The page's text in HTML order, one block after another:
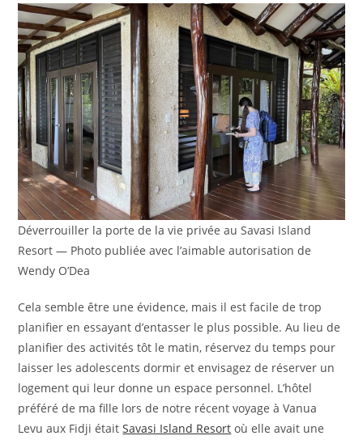
Déverrouiller la porte de la vie privée au Savasi Island
Resort — Photo publiée avec l’aimable autorisation de
Wendy O’Dea
Cela semble être une évidence, mais il est facile de trop
planifier en essayant d’entasser le plus possible. Au lieu de
planifier des activités tôt le matin, réservez du temps pour
laisser les adolescents dormir et envisagez de réserver un
logement qui leur donne un espace personnel. L’hôtel
préféré de ma fille lors de notre récent voyage à Vanua
Levu aux Fidji étaitSavasi Island Resort où elle avait une